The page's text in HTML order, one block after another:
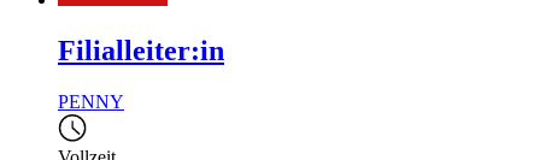
Filialleiter:in
PENNY